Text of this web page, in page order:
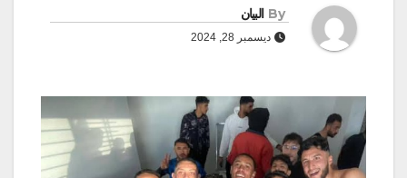
By البيان
ديسمبر 28, 2024